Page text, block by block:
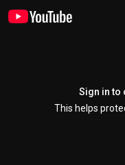
Sign in to
This helps